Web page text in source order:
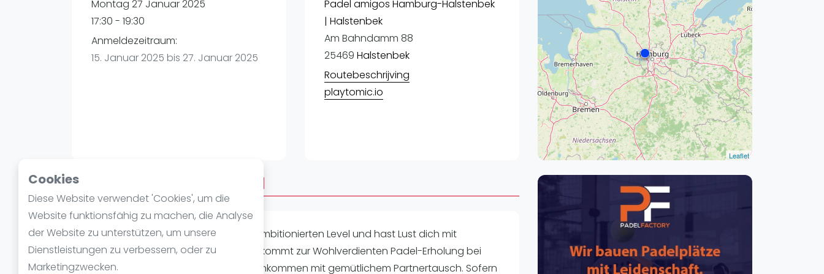
Cookies
Diese Website verwendet 'Cookies', um die
Website funktionsfähig zu machen, die Analyse
der Website zu unterstützen, um unsere
Dienstleistungen zu verbessern, oder zu
Marketingzwecken.
Verschiedenes
Dortmund
Essen
Montag 27 Januar 2025
17:30 - 19:30
Anmeldezeitraum:
15. Januar 2025 bis 27. Januar 2025
Padel amigos Hamburg-Halstenbek
| Halstenbek
Am Bahndamm 88
25469 Halstenbek
Routebeschrijving
playtomic.io
Leaflet
Über Afterwork Advanced
Du spielst Padel bereits auf einem ambitionierten Level und hast Lust dich mit
weiteren amigos zu messen? Dann kommt zur Wohlverdienten Padel-Erholung bei
unserem unkomplizierten Zusammenkommen mit gemütlichem Partnertausch. Sofern